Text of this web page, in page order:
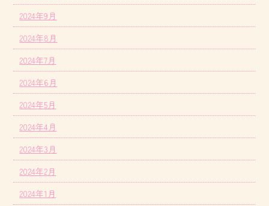
2024年9月
2024年8月
2024年7月
2024年6月
2024年5月
2024年4月
2024年3月
2024年2月
2024年1月